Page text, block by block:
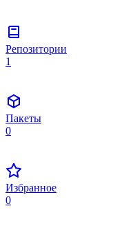
Репозитории
1
Пакеты
0
Избранное
0